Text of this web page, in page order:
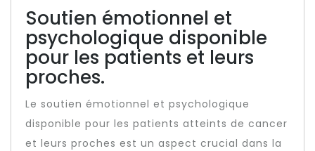
Soutien émotionnel et
psychologique disponible
pour les patients et leurs
proches.
Le soutien émotionnel et psychologique
disponible pour les patients atteints de cancer
et leurs proches est un aspect crucial dans la